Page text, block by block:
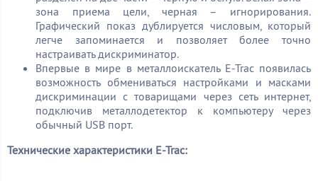
зона приема цели, черная – игнорирования.
Графический показ дублируется числовым, который
легче запоминается и позволяет более точно
настраивать дискриминатор.
Впервые в мире в металлоискатель E-Trac появилась
возможность обмениваться настройками и масками
дискриминации с товарищами через сеть интернет,
подключив металлодетектор к компьютеру через
обычный USB порт.
Технические характеристики E-Trac: